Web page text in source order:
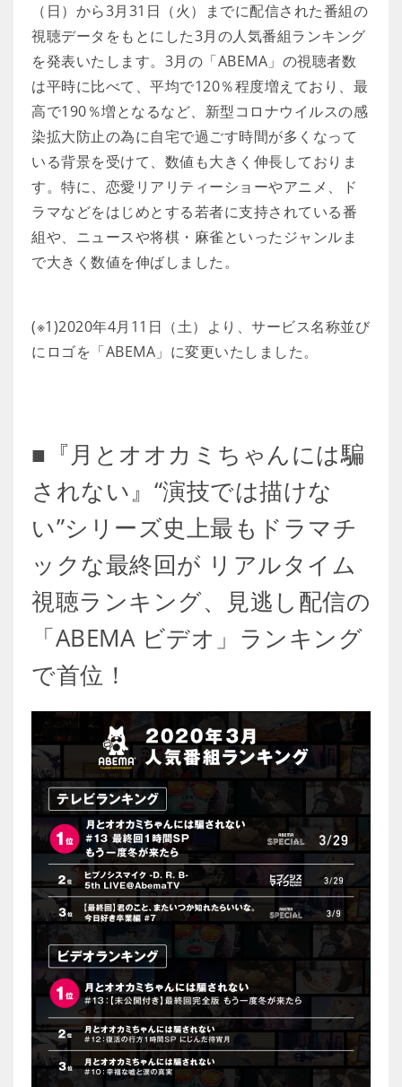
（日）から3月31日（火）までに配信された番組の
視聴データをもとにした3月の人気番組ランキング
を発表いたします。3月の「ABEMA」の視聴者数
は平時に比べて、平均で120％程度増えており、最
高で190％増となるなど、新型コロナウイルスの感
染拡大防止の為に自宅で過ごす時間が多くなって
いる背景を受けて、数値も大きく伸長しておりま
す。特に、恋愛リアリティーショーやアニメ、ド
ラマなどをはじめとする若者に支持されている番
組や、ニュースや将棋・麻雀といったジャンルま
で大きく数値を伸ばしました。
(※1)2020年4月11日（土）より、サービス名称並び
にロゴを「ABEMA」に変更いたしました。
■『月とオオカミちゃんには騙
されない』“演技では描けな
い”シリーズ史上最もドラマチ
ックな最終回が リアルタイム
視聴ランキング、見逃し配信の
「ABEMA ビデオ」ランキング
で首位！